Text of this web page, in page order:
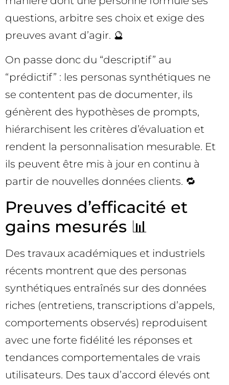
questions, arbitre ses choix et exige des
preuves avant d’agir. 🔮
On passe donc du “descriptif” au
“prédictif” : les personas synthétiques ne
se contentent pas de documenter, ils
génèrent des hypothèses de prompts,
hiérarchisent les critères d’évaluation et
rendent la personnalisation mesurable. Et
ils peuvent être mis à jour en continu à
partir de nouvelles données clients. 🔁
Preuves d’efficacité et
gains mesurés 📊
Des travaux académiques et industriels
récents montrent que des personas
synthétiques entraînés sur des données
riches (entretiens, transcriptions d’appels,
comportements observés) reproduisent
avec une forte fidélité les réponses et
tendances comportementales de vrais
utilisateurs. Des taux d’accord élevés ont